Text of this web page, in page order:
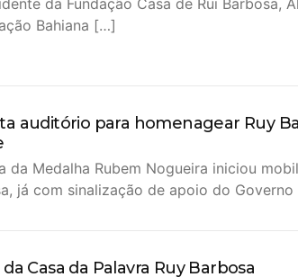
da Fundação Casa de Rui Barbosa,
Bahiana […]
auditório para homenagear Ruy
da Medalha Rubem Nogueira iniciou
já com sinalização de apoio do Governo
Casa da Palavra Ruy Barbosa